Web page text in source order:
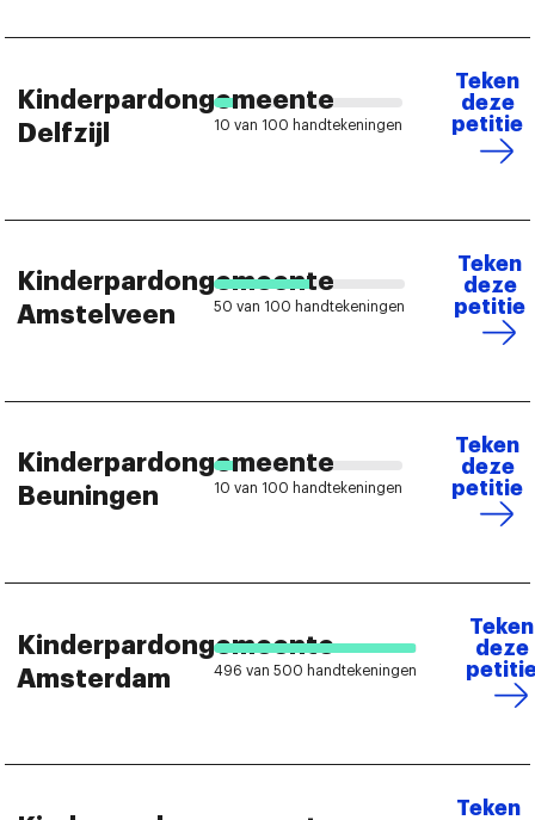
Kinderpardongemeente
Delfzijl
10 van 100 handtekeningen
Teken
deze
petitie
Kinderpardongemeente
Amstelveen
50 van 100 handtekeningen
Teken
deze
petitie
Kinderpardongemeente
Beuningen
10 van 100 handtekeningen
Teken
deze
petitie
Kinderpardongemeente
Amsterdam
496 van 500 handtekeningen
Teken
deze
Teken